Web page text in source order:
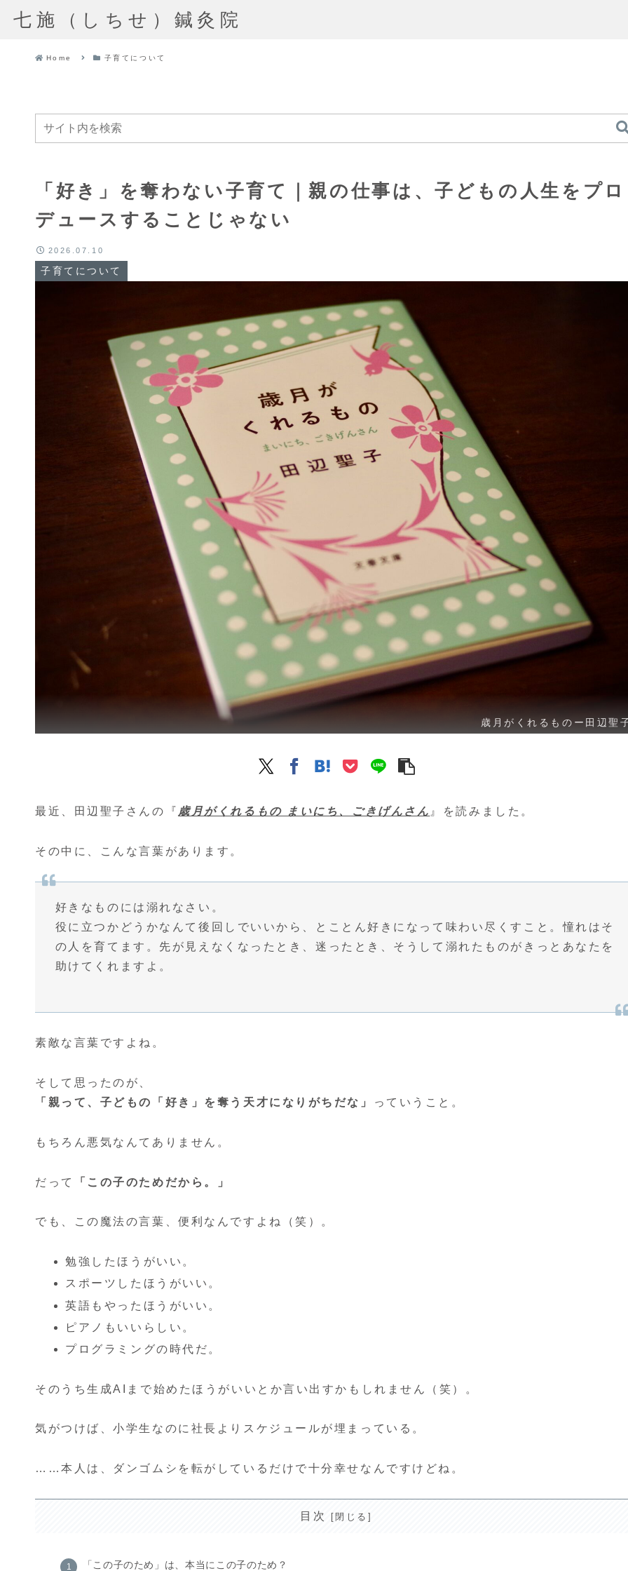
七施（しちせ）鍼灸院
Home 子育てについて
「好き」を奪わない子育て｜親の仕事は、子どもの人生をプロ
デュースすることじゃない
子育てについて
歳月がくれるものー田辺聖
2026.07.10
最近、田辺聖子さんの『 歳月がくれるもの まいにち、ごきげんさん 』を読みました。
その中に、こんな言葉があります。
好きなものには溺れなさい。
役に立つかどうかなんて後回しでいいから、とことん好きになって味わい尽くすこと。憧れはそ
の人を育てます。先が見えなくなったとき、迷ったとき、そうして溺れたものがきっとあなたを
助けてくれますよ。
素敵な言葉ですよね。
そして思ったのが、
「親って、子どもの「好き」を奪う天才になりがちだな」
っていうこと。
もちろん悪気なんてありません。
だって 「この子のためだから。」
でも、この魔法の言葉、便利なんですよね（笑）。
勉強したほうがいい。
スポーツしたほうがいい。
英語もやったほうがいい。
ピアノもいいらしい。
プログラミングの時代だ。
そのうち生成AIまで始めたほうがいいとか言い出すかもしれません（笑）。
気がつけば、小学生なのに社長よりスケジュールが埋まっている。
……本人は、ダンゴムシを転がしているだけで十分幸せなんですけどね。
目次
「この子のため」は、本当にこの子のため？